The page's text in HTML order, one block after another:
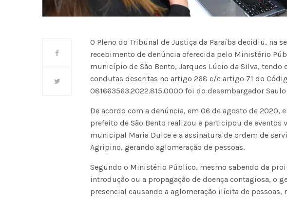
O Pleno do Tribunal de Justiça da Paraíba decidiu, na
recebimento de denúncia oferecida pelo Ministério
município de São Bento, Jarques Lúcio da Silva,
condutas descritas no artigo 268 c/c artigo 71 do
081663563.2022.815.0000 foi do desembargador
De acordo com a denúncia, em 06 de agosto de 2020,
prefeito de São Bento realizou e participou de eventos
municipal Maria Dulce e a assinatura de ordem de
Agripino, gerando aglomeração de pessoas.
Segundo o Ministério Público, mesmo sabendo da
introdução ou a propagação de doença contagiosa, o
presencial causando a aglomeração ilícita de pessoas,